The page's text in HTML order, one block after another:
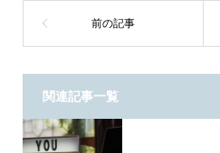
関連記事一覧